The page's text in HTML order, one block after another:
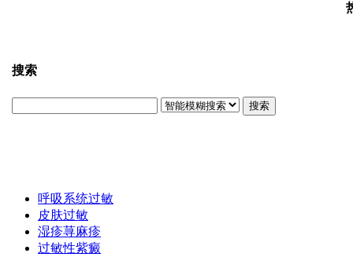
搜索
搜索
呼吸系统过敏
皮肤过敏
湿疹荨麻疹
过敏性紫癜